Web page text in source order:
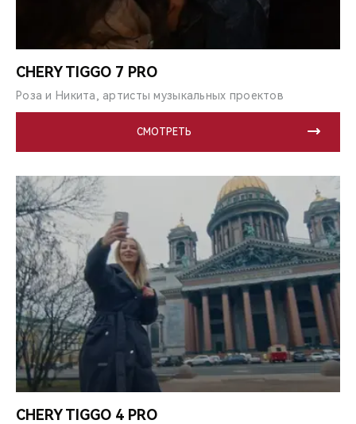
CHERY TIGGO 7 PRO
Роза и Никита, артисты музыкальных проектов
СМОТРЕТЬ
CHERY TIGGO 4 PRO